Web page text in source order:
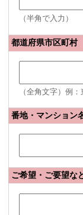
（半角で入力）
都道府県市区町村
（全角文字）例
番地・マンション
ご希望・ご要望な